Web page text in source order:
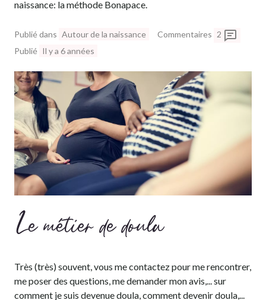
naissance: la méthode Bonapace.
Publié dans Autour de la naissance Commentaires 2
Publié Il y a 6 années
Le métier de doula
Très (très) souvent, vous me contactez pour me rencontrer,
me poser des questions, me demander mon avis,... sur
comment je suis devenue doula, comment devenir doula,...